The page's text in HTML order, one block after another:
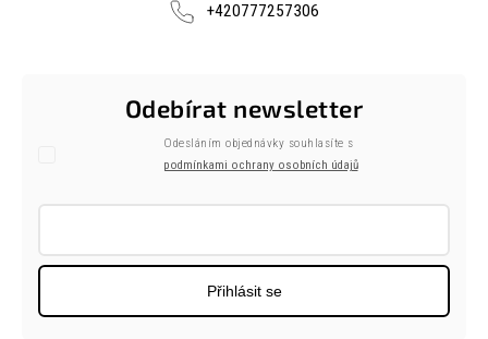
+420777257306
Odebírat newsletter
Odesláním objednávky souhlasíte s
podmínkami ochrany osobních údajů
Přihlásit se